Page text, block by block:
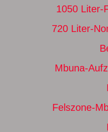
1050 Liter-
720 Liter-
Mbuna-
Felszone-